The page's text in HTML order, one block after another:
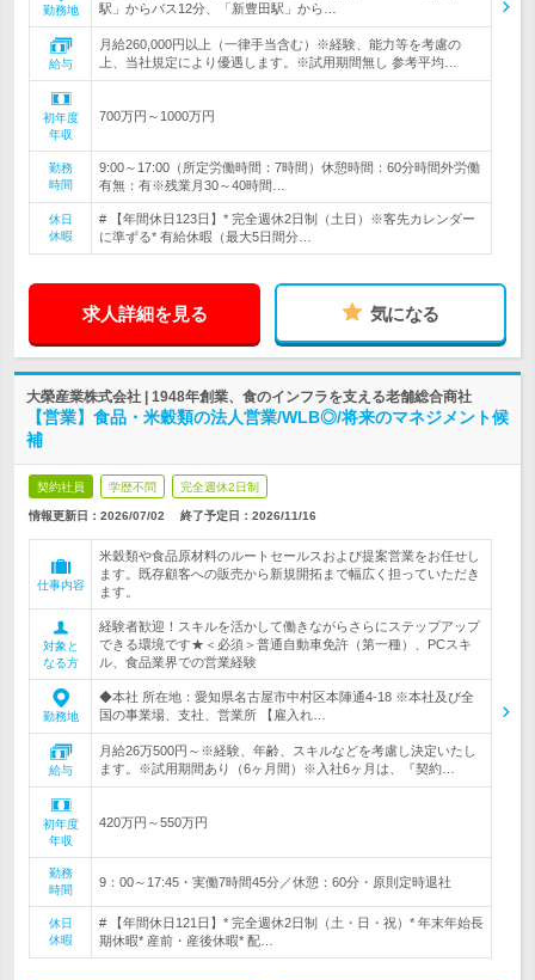
勤務地
駅」からバス12分、「新豊田駅」から…
給与
月給260,000円以上（一律手当含む）※経験、能力等を考慮の
上、当社規定により優遇します。※試用期間無し 参考平均…
初年度
年収
700万円～1000万円
勤務
時間
9:00～17:00（所定労働時間：7時間）休憩時間：60分時間外労働
有無：有※残業月30～40時間…
休日
休暇
# 【年間休日123日】* 完全週休2日制（土日）※客先カレンダー
に準ずる* 有給休暇（最大5日間分…
求人詳細を見る 気になる
大榮産業株式会社 | 1948年創業、食のインフラを支える老舗総合商社
【営業】食品・米穀類の法人営業/WLB◎/将来のマネジメント候
補
契約社員 学歴不問 完全週休2日制
情報更新日：2026/07/02 終了予定日： 2026/11/16
仕事内容
米穀類や食品原材料のルートセールスおよび提案営業をお任せし
ます。既存顧客への販売から新規開拓まで幅広く担っていただき
ます。
対象と
なる方
経験者歓迎！スキルを活かして働きながらさらにステップアップ
できる環境です★＜必須＞普通自動車免許（第一種）、PCスキ
ル、食品業界での営業経験
勤務地
◆本社 所在地：愛知県名古屋市中村区本陣通4-18 ※本社及び全
国の事業場、支社、営業所 【雇入れ…
給与
月給26万500円～※経験、年齢、スキルなどを考慮し決定いたし
ます。※試用期間あり（6ヶ月間）※入社6ヶ月は、『契約…
初年度
年収
420万円～550万円
勤務
時間
9：00～17:45・実働7時間45分／休憩：60分・原則定時退社
休日
休暇
# 【年間休日121日】* 完全週休2日制（土・日・祝）* 年末年始長
期休暇* 産前・産後休暇* 配…